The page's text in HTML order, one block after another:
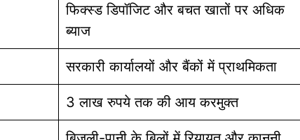
फिक्स्ड डिपॉजिट और बचत खातों पर अधिक
ब्याज
सरकारी कार्यालयों और बैंकों में प्राथमिकता
3 लाख रुपये तक की आय करमुक्त